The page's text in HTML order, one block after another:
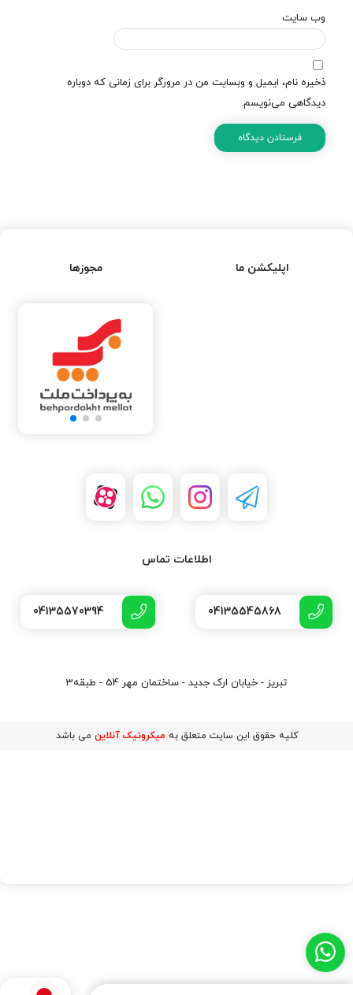
وب‌ سایت
ذخیره نام، ایمیل و وبسایت من در مرورگر برای زمانی که دوباره
دیدگاهی می‌نویسم.
اپلیکشن ما مجوزها
اطلاعات تماس
04135545868
04135570394
تبریز - خیابان ارک جدید - ساختمان مهر 54 - طبقه3
کلیه حقوق این سایت متعلق به میکروتیک آنلاین می باشد